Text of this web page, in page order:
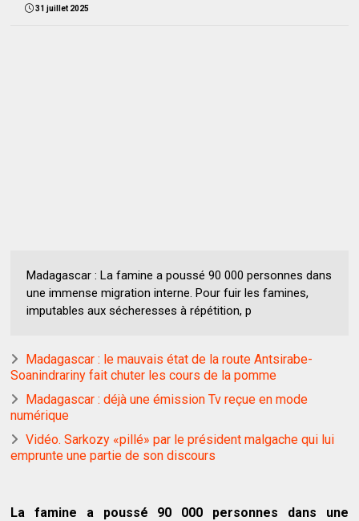
31 juillet 2025
Madagascar : La famine a poussé 90 000 personnes dans
une immense migration interne. Pour fuir les famines,
imputables aux sécheresses à répétition, p
Madagascar : le mauvais état de la route Antsirabe-
Soanindrariny fait chuter les cours de la pomme
Madagascar : déjà une émission Tv reçue en mode
numérique
Vidéo. Sarkozy «pillé» par le président malgache qui lui
emprunte une partie de son discours
La famine a poussé 90 000 personnes dans une